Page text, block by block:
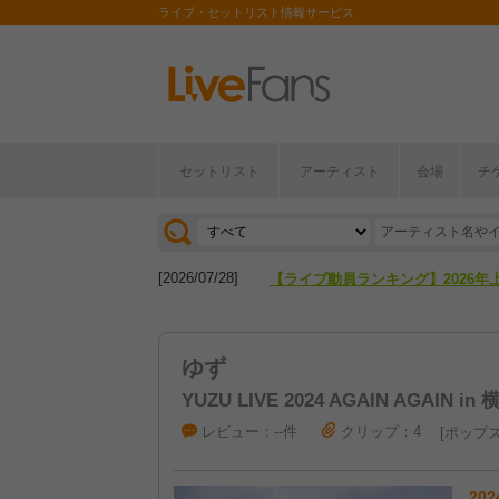
ライブ・セットリスト情報サービス
セットリスト アーティスト 会場 チ
[2026/04/27] 【フェス特集2026】フェス情報は
[2026/07/28] 【ライブ動員ランキング】2026年
ゆず
YUZU LIVE 2024 AGAIN AGAIN in
レビュー：--件 クリップ：4 ポップ